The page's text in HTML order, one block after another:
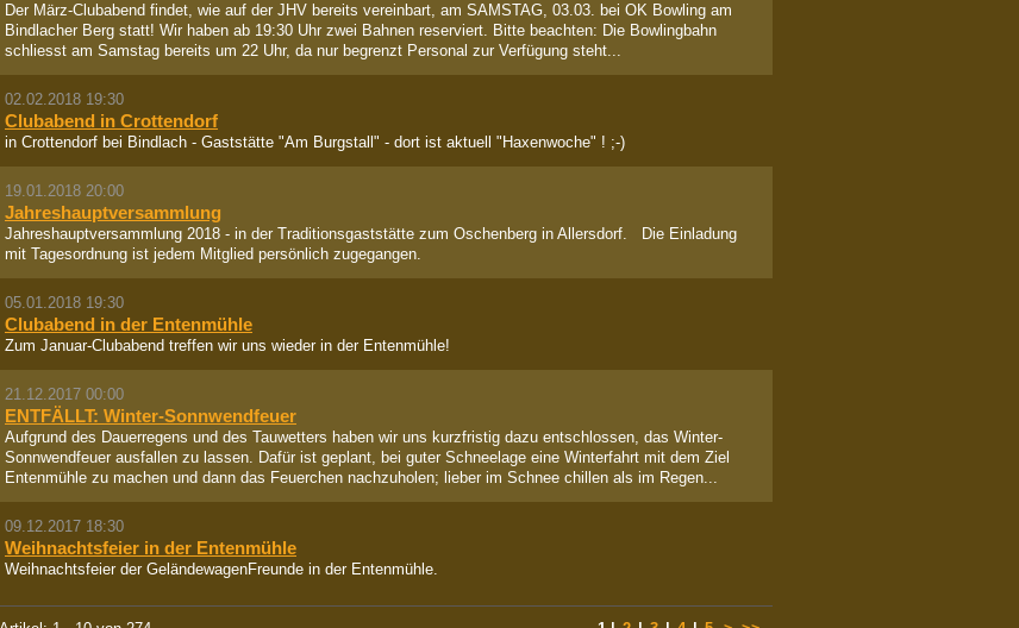
Der März-Clubabend findet, wie auf der JHV bereits vereinbart, am SAMSTAG, 03.03. bei OK Bowling am
Bindlacher Berg statt! Wir haben ab 19:30 Uhr zwei Bahnen reserviert. Bitte beachten: Die Bowlingbahn
schliesst am Samstag bereits um 22 Uhr, da nur begrenzt Personal zur Verfügung steht...
02.02.2018 19:30
Clubabend in Crottendorf
in Crottendorf bei Bindlach - Gaststätte "Am Burgstall" - dort ist aktuell "Haxenwoche" ! ;-)
19.01.2018 20:00
Jahreshauptversammlung
Jahreshauptversammlung 2018 - in der Traditionsgaststätte zum Oschenberg in Allersdorf. Die Einladung
mit Tagesordnung ist jedem Mitglied persönlich zugegangen.
05.01.2018 19:30
Clubabend in der Entenmühle
Zum Januar-Clubabend treffen wir uns wieder in der Entenmühle!
21.12.2017 00:00
ENTFÄLLT: Winter-Sonnwendfeuer
Aufgrund des Dauerregens und des Tauwetters haben wir uns kurzfristig dazu entschlossen, das Winter-
Sonnwendfeuer ausfallen zu lassen. Dafür ist geplant, bei guter Schneelage eine Winterfahrt mit dem Ziel
Entenmühle zu machen und dann das Feuerchen nachzuholen; lieber im Schnee chillen als im Regen...
09.12.2017 18:30
Weihnachtsfeier in der Entenmühle
Weihnachtsfeier der GeländewagenFreunde in der Entenmühle.